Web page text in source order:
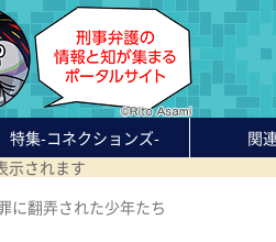
特集-コネクションズ- 関
示されます
に翻弄された少年たち